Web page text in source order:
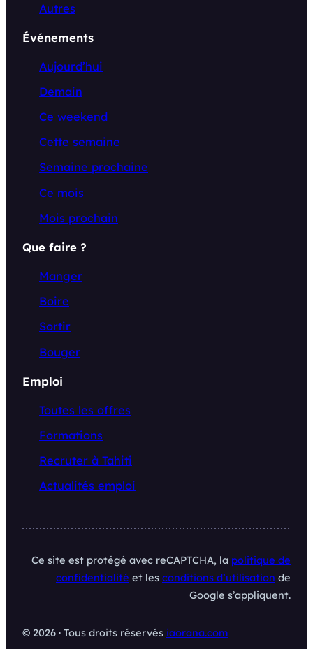
Autres
Événements
Aujourd’hui
Demain
Ce weekend
Cette semaine
Semaine prochaine
Ce mois
Mois prochain
Que faire ?
Manger
Boire
Sortir
Bouger
Emploi
Toutes les offres
Formations
Recruter à Tahiti
Actualités emploi
Ce site est protégé avec reCAPTCHA, la politique de
confidentialité et les conditions d’utilisation de
Google s’appliquent.
© 2026 · Tous droits réservés iaorana.com